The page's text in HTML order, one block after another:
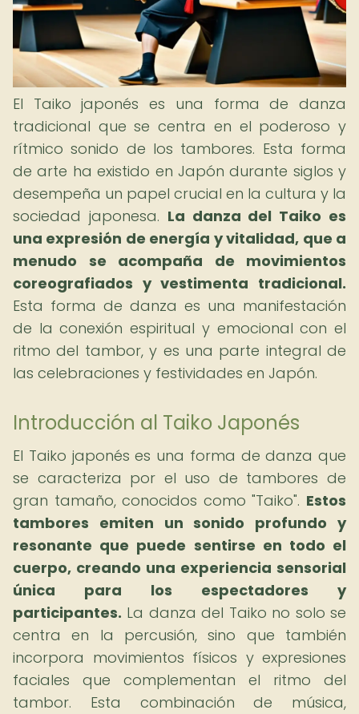
El Taiko japonés es una forma de danza
tradicional que se centra en el poderoso y
rítmico sonido de los tambores. Esta forma
de arte ha existido en Japón durante siglos y
desempeña un papel crucial en la cultura y la
sociedad japonesa. La danza del Taiko es
una expresión de energía y vitalidad, que a
menudo se acompaña de movimientos
coreografiados y vestimenta tradicional.
Esta forma de danza es una manifestación
de la conexión espiritual y emocional con el
ritmo del tambor, y es una parte integral de
las celebraciones y festividades en Japón.
Introducción al Taiko Japonés
El Taiko japonés es una forma de danza que
se caracteriza por el uso de tambores de
gran tamaño, conocidos como "Taiko". Estos
tambores emiten un sonido profundo y
resonante que puede sentirse en todo el
cuerpo, creando una experiencia sensorial
única para los espectadores y
participantes. La danza del Taiko no solo se
centra en la percusión, sino que también
incorpora movimientos físicos y expresiones
faciales que complementan el ritmo del
tambor. Esta combinación de música,